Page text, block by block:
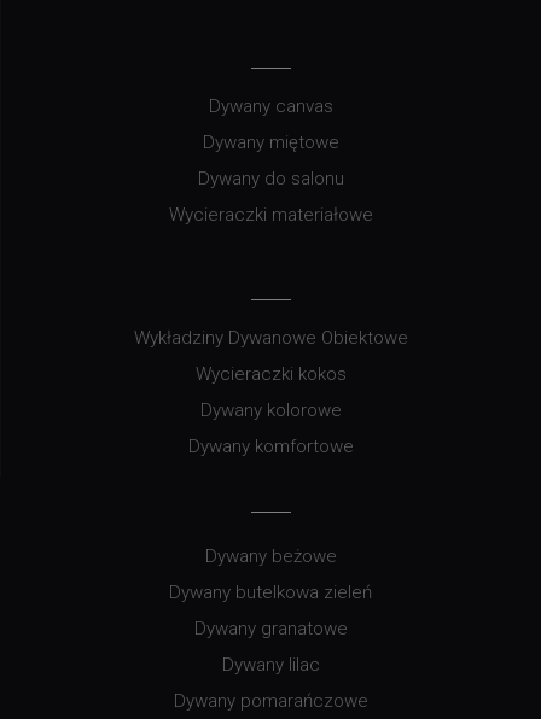
Dywany canvas
Dywany miętowe
Dywany do salonu
Wycieraczki materiałowe
Wykładziny Dywanowe Obiektowe
Wycieraczki kokos
Dywany kolorowe
Dywany komfortowe
Dywany beżowe
Dywany butelkowa zieleń
Dywany granatowe
Dywany lilac
Dywany pomarańczowe